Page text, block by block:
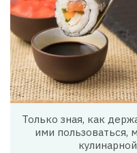
Только зная, как
ими пользоваться,